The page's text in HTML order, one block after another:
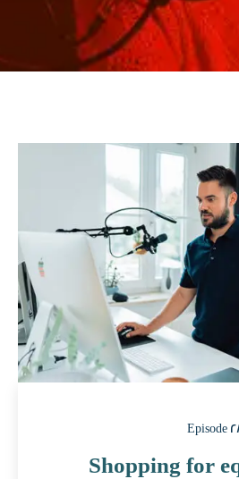
Shopping for